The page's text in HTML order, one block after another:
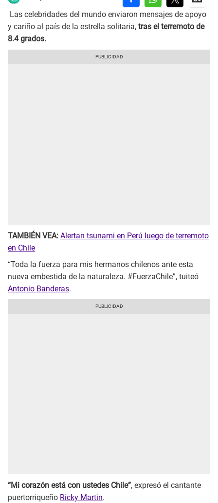
Las celebridades del mundo enviaron mensajes de apoyo
y cariño al país de la estrella solitaria, tras el terremoto de
8.4 grados.
TAMBIÉN VEA: Alertan tsunami en Perú luego de terremoto
en Chile
“Toda la fuerza para mis hermanos chilenos ante esta
nueva embestida de la naturaleza. #FuerzaChile”, tuiteó
Antonio Banderas.
“Mi corazón está con ustedes Chile”, expresó el cantante
puertorriqueño Ricky Martin.